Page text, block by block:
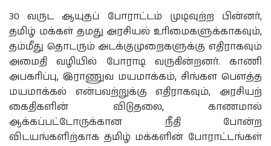
30 வருட ஆயுதப் போராட்டம் முடிவுற்ற பின்னர்,
தமிழ் மக்கள் தமது அரசியல் உரிமைகளுக்காகவும்,
தம்மீது தொடரும் அடக்குமுறைகளுக்கு எதிராகவும்
அமைதி வழியில் போராடி வருகின்றனர். காணி
அபகரிப்பு, இராணுவ மயமாக்கம், சிங்கள பௌத்த
மயமாக்கல் என்பவற்றுக்கு எதிராகவும், அரசியற்
கைதிகளின் விடுதலை, காணமால்
ஆக்கப்பட்டோருக்கான நீதி போன்ற
விடயங்களிற்காக தமிழ் மக்களின் போராட்டங்கள்